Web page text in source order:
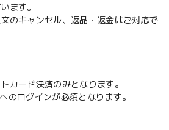
ます。
のキャンセル、返品・返金はご対応で
カード決済のみとなります。
のログインが必須となります。